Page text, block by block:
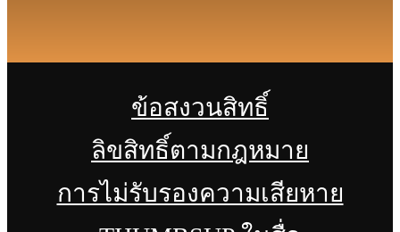
ข้อสงวนสิทธิ์
ลิขสิทธิ์ตามกฎหมาย
การไม่รับรองความเสียหาย